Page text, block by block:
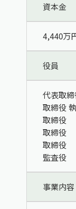
資本金
4,440万
役員
代表取
取締
取
取
取
監
事業内容